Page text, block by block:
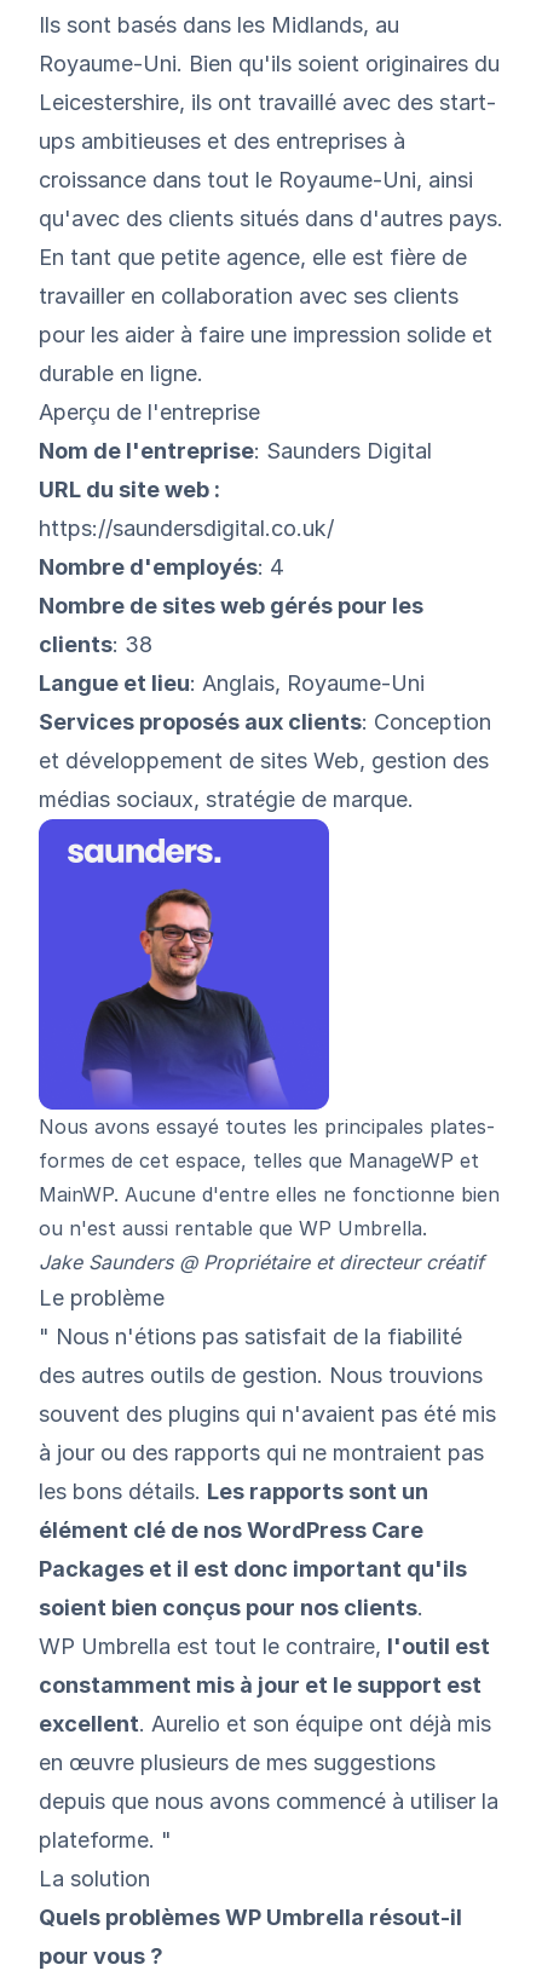
Ils sont basés dans les Midlands, au
Royaume-Uni. Bien qu'ils soient originaires du
Leicestershire, ils ont travaillé avec des start-
ups ambitieuses et des entreprises à
croissance dans tout le Royaume-Uni, ainsi
qu'avec des clients situés dans d'autres pays.
En tant que petite agence, elle est fière de
travailler en collaboration avec ses clients
pour les aider à faire une impression solide et
durable en ligne.
Aperçu de l'entreprise
Nom de l'entreprise: Saunders Digital
URL du site web :
https://saundersdigital.co.uk/
Nombre d'employés: 4
Nombre de sites web gérés pour les
clients: 38
Langue et lieu: Anglais, Royaume-Uni
Services proposés aux clients: Conception
et développement de sites Web, gestion des
médias sociaux, stratégie de marque.
Nous avons essayé toutes les principales plates-
formes de cet espace, telles que ManageWP et
MainWP. Aucune d'entre elles ne fonctionne bien
ou n'est aussi rentable que WP Umbrella.
Jake Saunders @ Propriétaire et directeur créatif
Le problème
" Nous n'étions pas satisfait de la fiabilité
des autres outils de gestion. Nous trouvions
souvent des plugins qui n'avaient pas été mis
à jour ou des rapports qui ne montraient pas
les bons détails. Les rapports sont un
élément clé de nos WordPress Care
Packages et il est donc important qu'ils
soient bien conçus pour nos clients.
WP Umbrella est tout le contraire, l'outil est
constamment mis à jour et le support est
excellent. Aurelio et son équipe ont déjà mis
en œuvre plusieurs de mes suggestions
depuis que nous avons commencé à utiliser la
plateforme. "
La solution
Quels problèmes WP Umbrella résout-il
pour vous ?